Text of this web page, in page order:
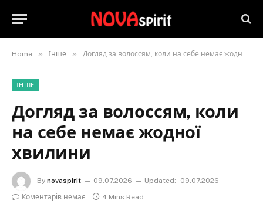
Home » Інше » Догляд за волоссям, коли на себе немає жодної хвилини
ІНШЕ
Догляд за волоссям, коли
на себе немає жодної
хвилини
By novaspirit 09.07.2026 Updated:
09.07.2026
Коментарів немає
4 Mins Read